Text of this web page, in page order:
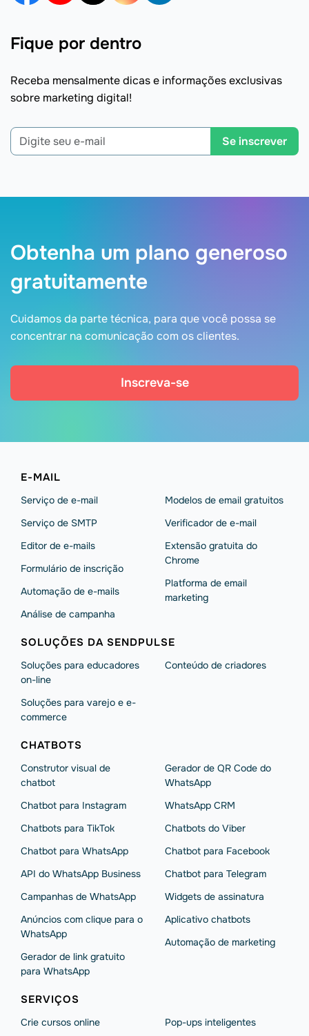
Fique por dentro
Receba mensalmente dicas e informações exclusivas
sobre marketing digital!
Se inscrever
Obtenha um plano generoso
gratuitamente
Cuidamos da parte técnica, para que você possa se
concentrar na comunicação com os clientes.
Inscreva-se
E-MAIL
Serviço de e-mail
Serviço de SMTP
Editor de e-mails
Formulário de inscrição
Automação de e-mails
Análise de campanha
Modelos de email gratuitos
Verificador de e-mail
Extensão gratuita do
Chrome
Platforma de email
marketing
SOLUÇÕES DA SENDPULSE
Soluções para educadores
on-line
Soluções para varejo e e-
commerce
Conteúdo de criadores
CHATBOTS
Construtor visual de
chatbot
Chatbot para Instagram
Chatbots para TikTok
Chatbot para WhatsApp
API do WhatsApp Business
Campanhas de WhatsApp
Anúncios com clique para o
WhatsApp
Gerador de link gratuito
para WhatsApp
Gerador de QR Code do
WhatsApp
WhatsApp CRM
Chatbots do Viber
Chatbot para Facebook
Chatbot para Telegram
Widgets de assinatura
Aplicativo chatbots
Automação de marketing
SERVIÇOS
Crie cursos online
Pop-ups inteligentes